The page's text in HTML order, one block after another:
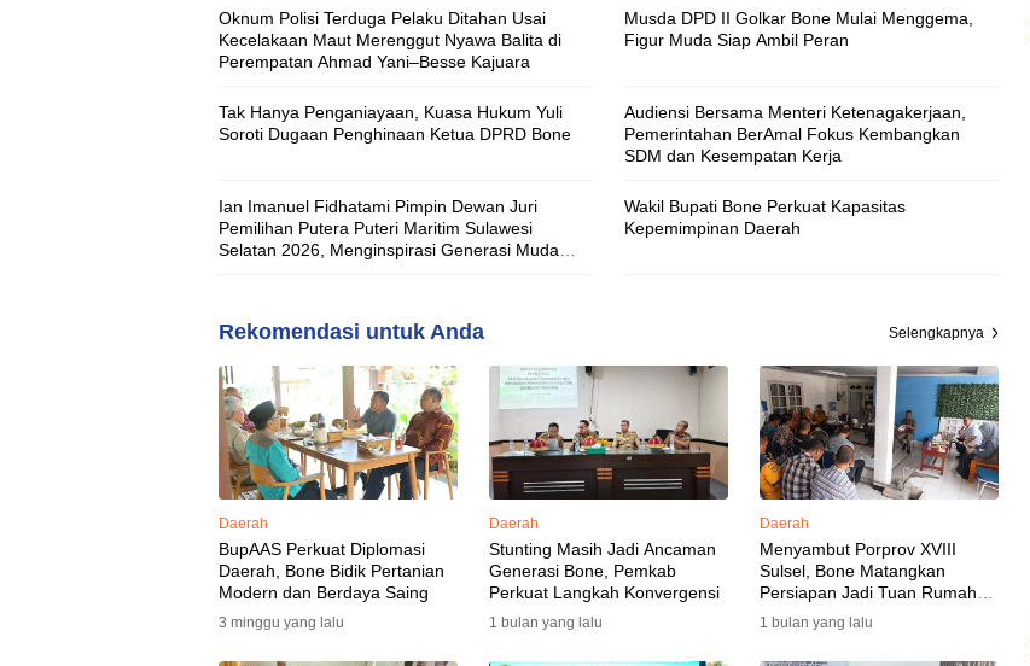
Oknum Polisi Terduga Pelaku Ditahan Usai
Kecelakaan Maut Merenggut Nyawa Balita di
Perempatan Ahmad Yani–Besse Kajuara
Musda DPD II Golkar Bone Mulai Menggema,
Figur Muda Siap Ambil Peran
Tak Hanya Penganiayaan, Kuasa Hukum Yuli
Soroti Dugaan Penghinaan Ketua DPRD Bone
Audiensi Bersama Menteri Ketenagakerjaan,
Pemerintahan BerAmal Fokus Kembangkan
SDM dan Kesempatan Kerja
Ian Imanuel Fidhatami Pimpin Dewan Juri
Pemilihan Putera Puteri Maritim Sulawesi
Selatan 2026, Menginspirasi Generasi Muda
Wakil Bupati Bone Perkuat Kapasitas
Kepemimpinan Daerah
Rekomendasi untuk Anda Selengkapnya
Daerah
BupAAS Perkuat Diplomasi
Daerah, Bone Bidik Pertanian
Modern dan Berdaya Saing
3 minggu yang lalu
Daerah
Stunting Masih Jadi Ancaman
Generasi Bone, Pemkab
Perkuat Langkah Konvergensi
1 bulan yang lalu
Daerah
Menyambut Porprov XVIII
Sulsel, Bone Matangkan
Persiapan Jadi Tuan Rumah
yang Berkesan: Wakil Bupati
Perkuat Koordinasi, Dispora
Targetkan Venue dan
1 bulan yang lalu